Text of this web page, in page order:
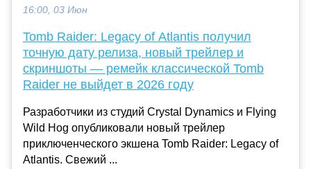
16:00, 03 Июн
Tomb Raider: Legacy of Atlantis получил
точную дату релиза, новый трейлер и
скриншоты — ремейк классической Tomb
Raider не выйдет в 2026 году
Разработчики из студий Crystal Dynamics и Flying
Wild Hog опубликовали новый трейлер
приключенческого экшена Tomb Raider: Legacy of
Atlantis. Свежий ...